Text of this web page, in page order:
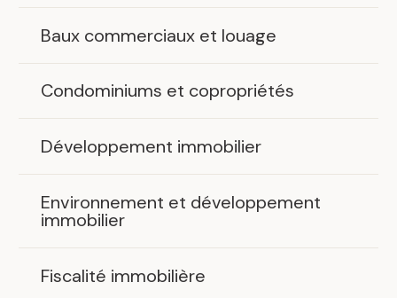
Baux commerciaux et louage
Condominiums et copropriétés
Développement immobilier
Environnement et développement
immobilier
Fiscalité immobilière